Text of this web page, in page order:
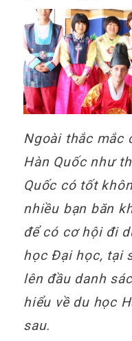
Ngoài thắc mắc
Hàn Quốc như
Quốc có tốt
nhiều bạn băn
để có cơ hội đi
học Đại học, tại
lên đầu danh
hiểu về du học
sau.